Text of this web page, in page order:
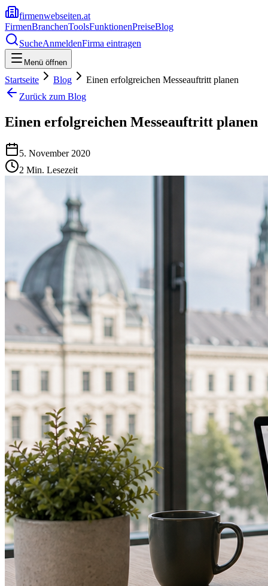
firmenwebseiten.at
FirmenBranchenToolsFunktionenPreiseBlog
SucheAnmeldenFirma eintragen
Menü öffnen
Startseite Blog
Einen erfolgreichen Messeauftritt planen
Zurück zum Blog
Einen erfolgreichen Messeauftritt planen
5. November 2020
2 Min. Lesezeit